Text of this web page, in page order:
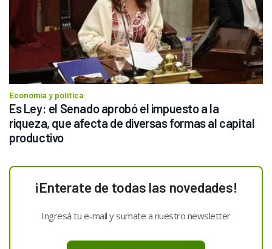
Economía y política
Es Ley: el Senado aprobó el impuesto a la
riqueza, que afecta de diversas formas al capital
productivo
¡Enterate de todas las novedades!
Ingresá tu e-mail y sumate a nuestro newsletter